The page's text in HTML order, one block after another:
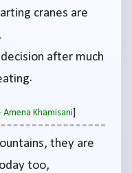
cranes are
after much
Khamisani
they are
too,